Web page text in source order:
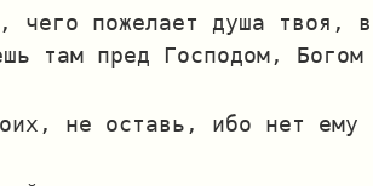
чего пожелает душа
там пред Господом,
не оставь, ибо нет ему